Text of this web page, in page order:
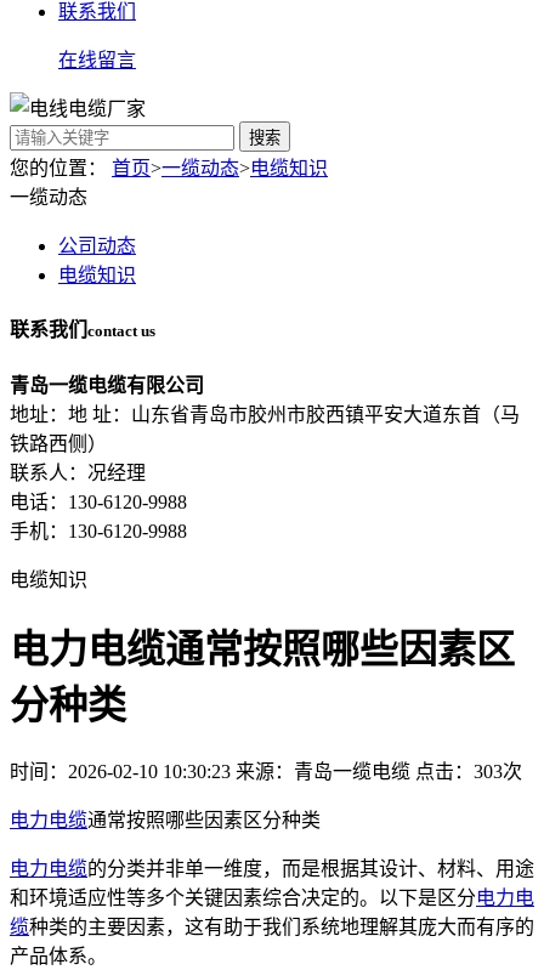
联系我们
在线留言
搜索
您的位置： 首页>一缆动态>电缆知识
一缆动态
公司动态
电缆知识
联系我们 contact us
青岛一缆电缆有限公司
地址：地 址：山东省青岛市胶州市胶西镇平安大道东首（马
铁路西侧）
联系人：况经理
电话：130-6120-9988
手机：130-6120-9988
电缆知识
电力电缆通常按照哪些因素区
分种类
时间：2026-02-10 10:30:23 来源：青岛一缆电缆 点击：303次
电力电缆通常按照哪些因素区分种类
电力电缆的分类并非单一维度，而是根据其设计、材料、用途
和环境适应性等多个关键因素综合决定的。以下是区分电力电
缆种类的主要因素，这有助于我们系统地理解其庞大而有序的
产品体系。